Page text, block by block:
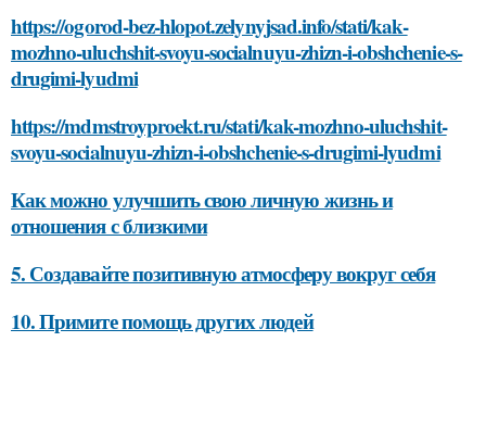
https://ogorod-bez-hlopot.zelynyjsad.info/stati/kak-
mozhno-uluchshit-svoyu-socialnuyu-zhizn-i-obshchenie-s-
drugimi-lyudmi
https://mdmstroyproekt.ru/stati/kak-mozhno-uluchshit-
svoyu-socialnuyu-zhizn-i-obshchenie-s-drugimi-lyudmi
Как можно улучшить свою личную жизнь и
отношения с близкими
5. Создавайте позитивную атмосферу вокруг себя
10. Примите помощь других людей